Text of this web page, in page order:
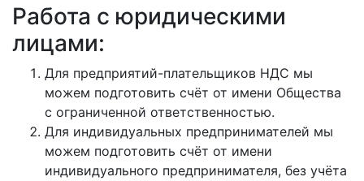
Работа с юридическими
лицами:
Для предприятий-плательщиков НДС мы
можем подготовить счёт от имени Общества
с ограниченной ответственностью.
Для индивидуальных предпринимателей мы
можем подготовить счёт от имени
индивидуального предпринимателя, без учёта